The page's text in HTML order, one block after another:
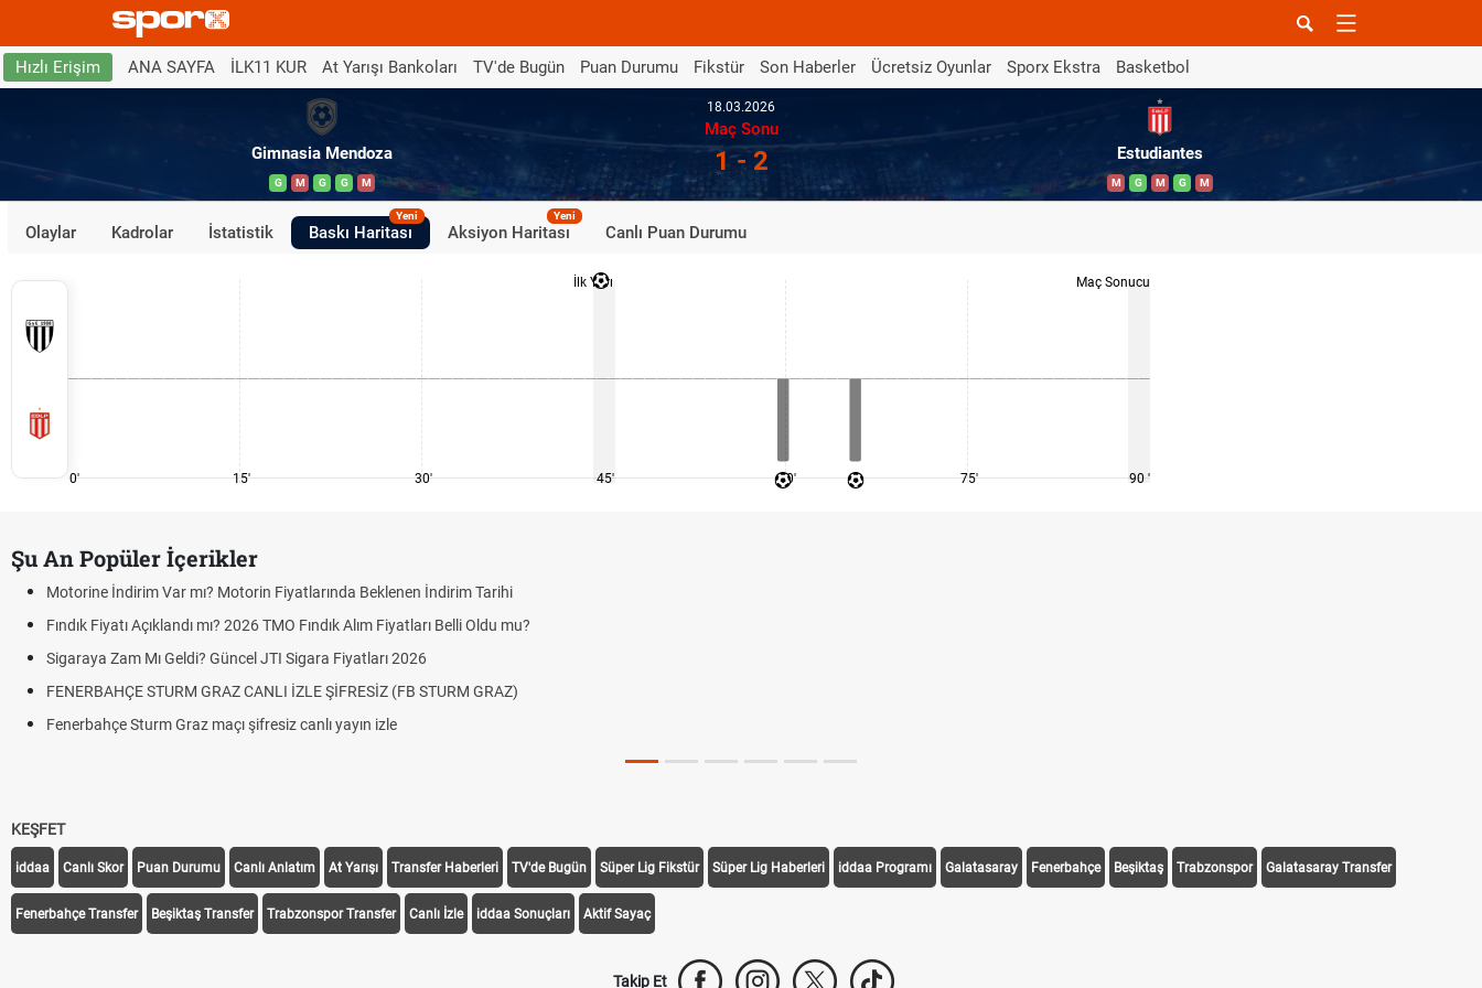
Hızlı Erişim ANA SAYFA İLK11 KUR At Yarışı Bankoları TV'de Bugün Puan Durumu Fikstür Son Haberler Ücretsiz Oyunlar Sporx Ekstra Basketbol
Gimnasia Mendoza
G M G G M
18.03.2026
Maç Sonu
1 - 2 Estudiantes
M G M G M
Olaylar Kadrolar İstatistik Baskı Haritası
Yeni
Aksiyon Haritası
Yeni
Canlı Puan Durumu
0' 15' 30'
İlk Yarı
45' 60' 75'
Maç Sonucu
90 '
Şu An Popüler İçerikler
Motorine İndirim Var mı? Motorin Fiyatlarında Beklenen İndirim Tarihi
Fındık Fiyatı Açıklandı mı? 2026 TMO Fındık Alım Fiyatları Belli Oldu mu?
Sigaraya Zam Mı Geldi? Güncel JTI Sigara Fiyatları 2026
FENERBAHÇE STURM GRAZ CANLI İZLE ŞİFRESİZ (FB STURM GRAZ)
Fenerbahçe Sturm Graz maçı şifresiz canlı yayın izle
KEŞFET
iddaa Canlı Skor Puan Durumu Canlı Anlatım At Yarışı Transfer Haberleri TV'de Bugün Süper Lig Fikstür Süper Lig Haberleri iddaa Programı Galatasaray Fenerbahçe Beşiktaş Trabzonspor Galatasaray Transfer
Fenerbahçe Transfer Beşiktaş Transfer Trabzonspor Transfer Canlı İzle iddaa Sonuçları Aktif Sayaç
Takip Et